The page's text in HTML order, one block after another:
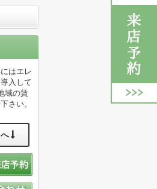
はエレ
入して
域の賃
さい。